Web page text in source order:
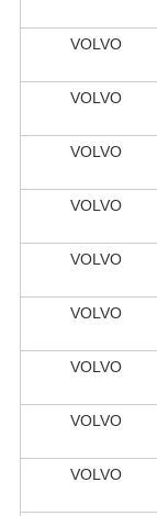
VOLVO
VOLVO
VOLVO
VOLVO
VOLVO
VOLVO
VOLVO
VOLVO
VOLVO